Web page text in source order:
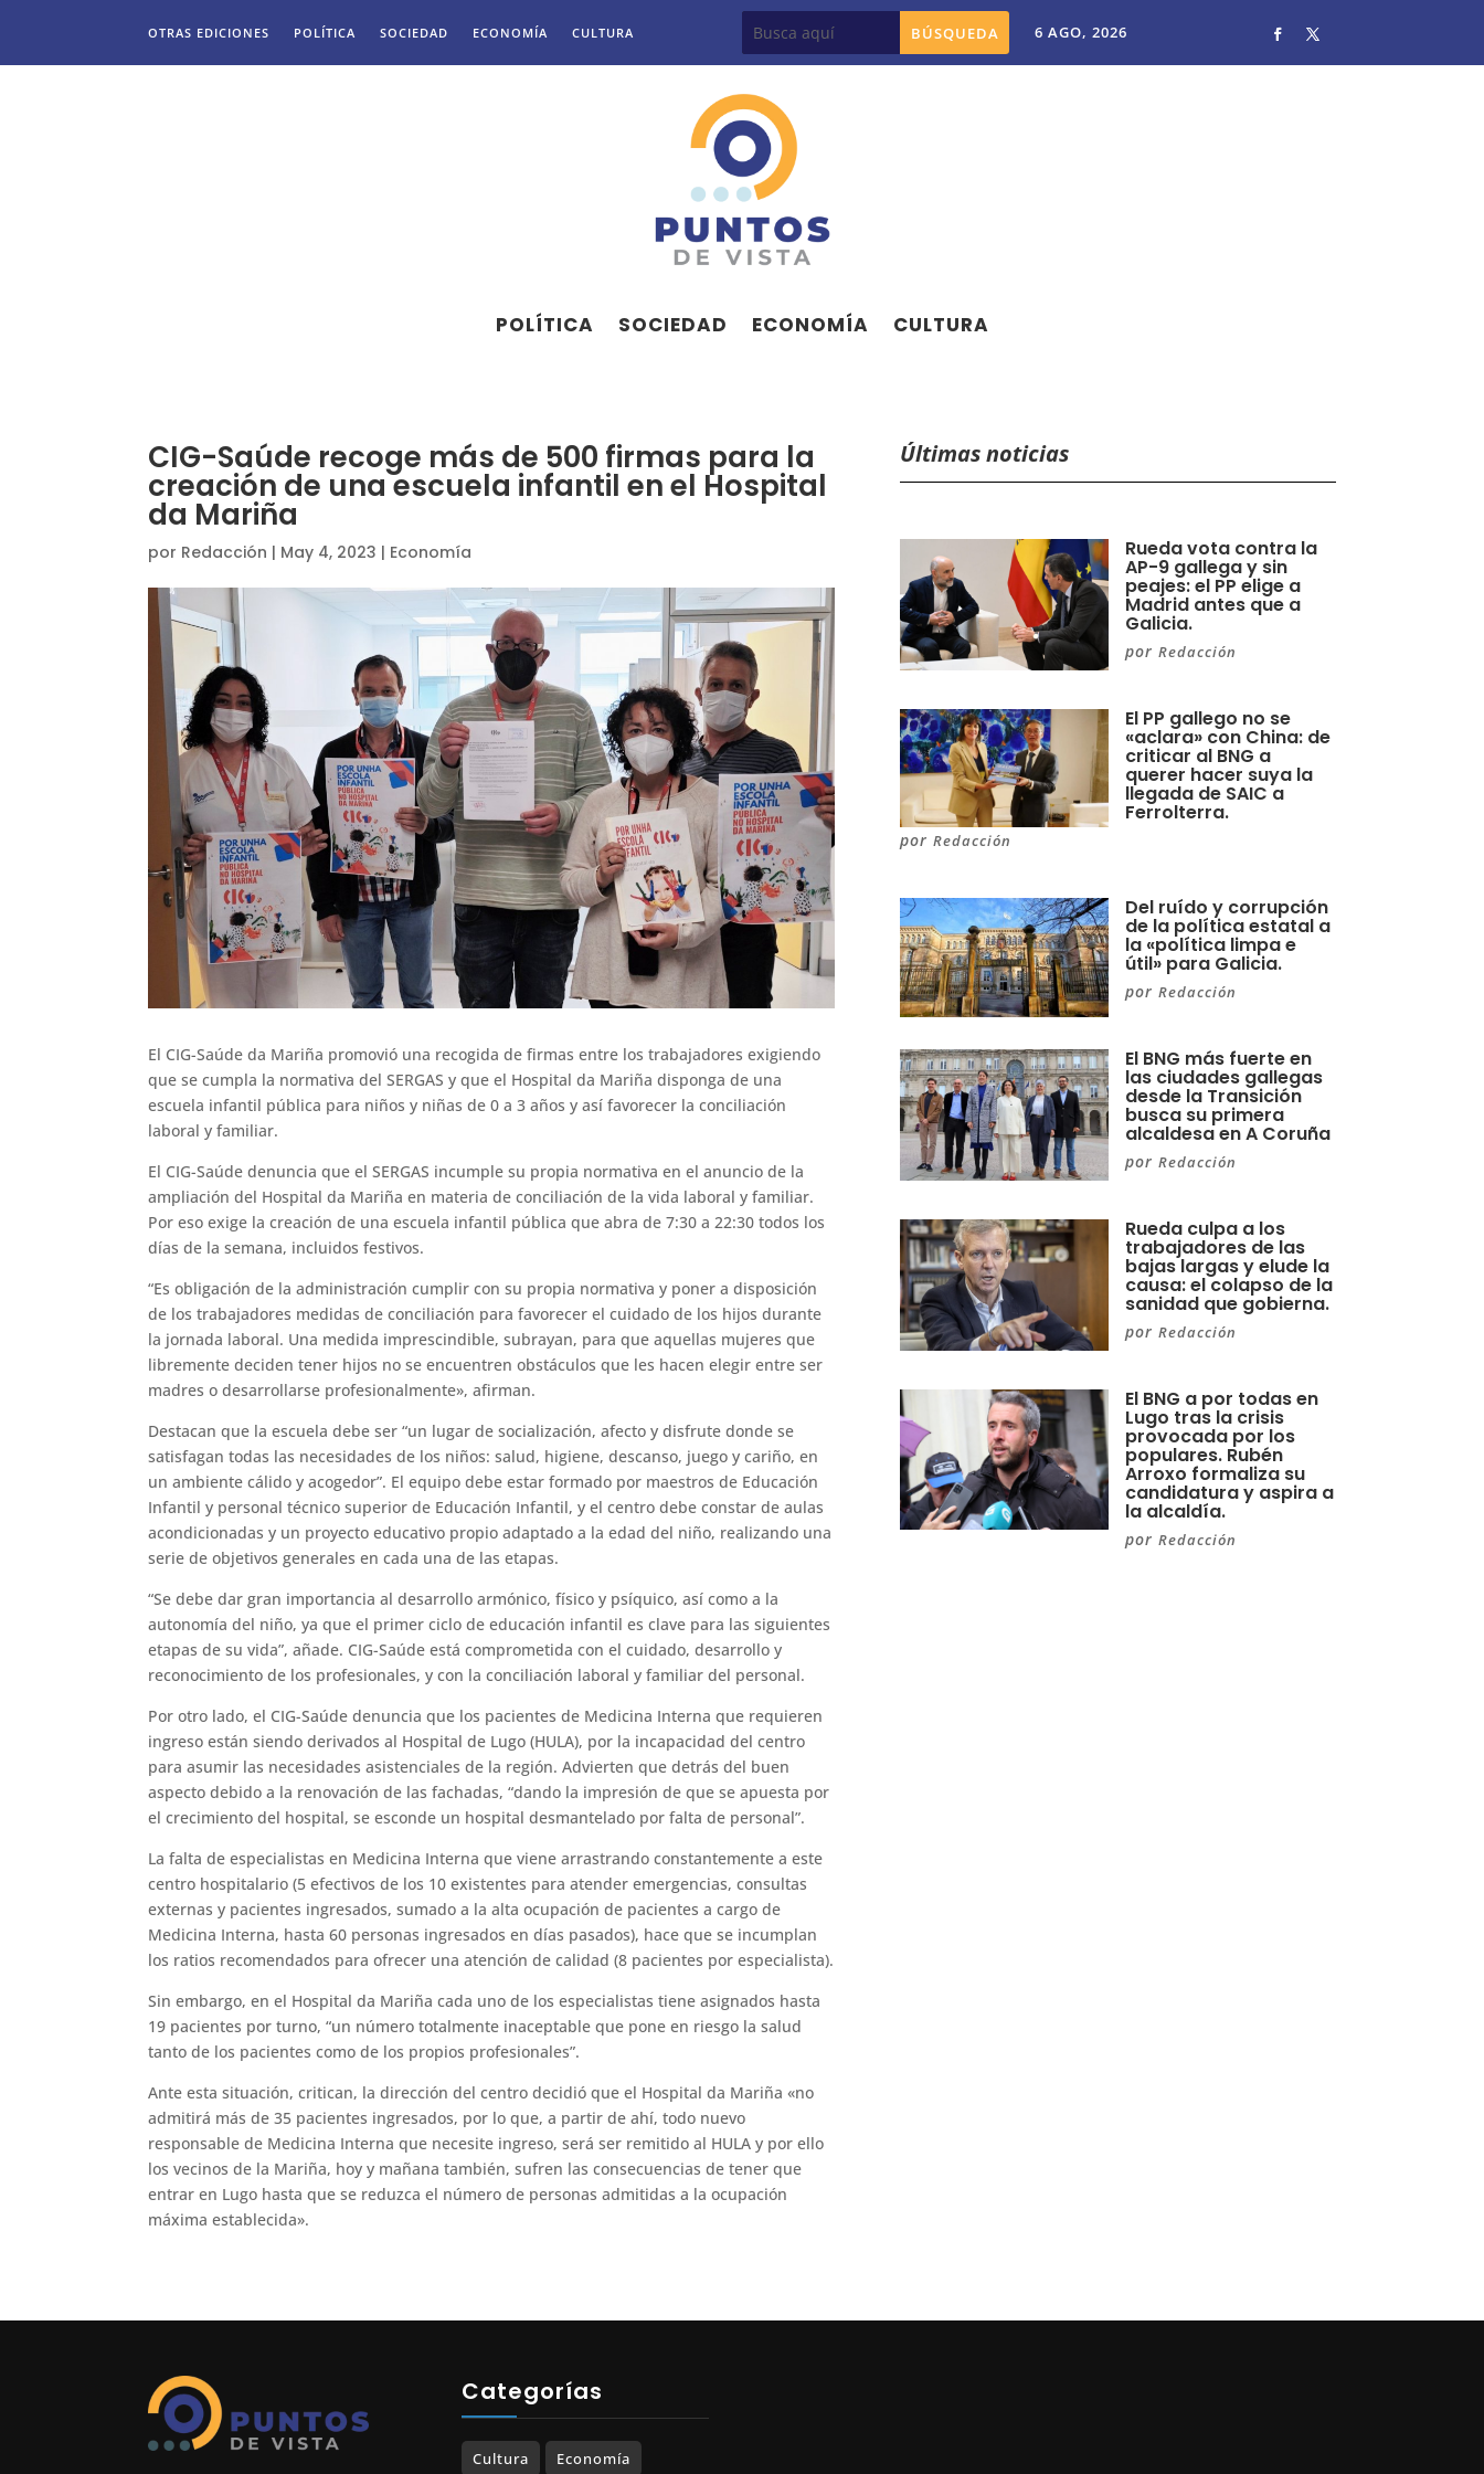
OTRAS EDICIONES POLÍTICA SOCIEDAD ECONOMÍA CULTURA 6 AGO, 2026
POLÍTICA SOCIEDAD ECONOMÍA CULTURA
CIG-Saúde recoge más de 500 firmas para la
creación de una escuela infantil en el Hospital
da Mariña
por Redacción | May 4, 2023 | Economía
El CIG-Saúde da Mariña promovió una recogida de firmas entre los trabajadores exigiendo
que se cumpla la normativa del SERGAS y que el Hospital da Mariña disponga de una
escuela infantil pública para niños y niñas de 0 a 3 años y así favorecer la conciliación
laboral y familiar.
El CIG-Saúde denuncia que el SERGAS incumple su propia normativa en el anuncio de la
ampliación del Hospital da Mariña en materia de conciliación de la vida laboral y familiar.
Por eso exige la creación de una escuela infantil pública que abra de 7:30 a 22:30 todos los
días de la semana, incluidos festivos.
“Es obligación de la administración cumplir con su propia normativa y poner a disposición
de los trabajadores medidas de conciliación para favorecer el cuidado de los hijos durante
la jornada laboral. Una medida imprescindible, subrayan, para que aquellas mujeres que
libremente deciden tener hijos no se encuentren obstáculos que les hacen elegir entre ser
madres o desarrollarse profesionalmente», afirman.
Destacan que la escuela debe ser “un lugar de socialización, afecto y disfrute donde se
satisfagan todas las necesidades de los niños: salud, higiene, descanso, juego y cariño, en
un ambiente cálido y acogedor”. El equipo debe estar formado por maestros de Educación
Infantil y personal técnico superior de Educación Infantil, y el centro debe constar de aulas
acondicionadas y un proyecto educativo propio adaptado a la edad del niño, realizando una
serie de objetivos generales en cada una de las etapas.
“Se debe dar gran importancia al desarrollo armónico, físico y psíquico, así como a la
autonomía del niño, ya que el primer ciclo de educación infantil es clave para las siguientes
etapas de su vida”, añade. CIG-Saúde está comprometida con el cuidado, desarrollo y
reconocimiento de los profesionales, y con la conciliación laboral y familiar del personal.
Por otro lado, el CIG-Saúde denuncia que los pacientes de Medicina Interna que requieren
ingreso están siendo derivados al Hospital de Lugo (HULA), por la incapacidad del centro
para asumir las necesidades asistenciales de la región. Advierten que detrás del buen
aspecto debido a la renovación de las fachadas, “dando la impresión de que se apuesta por
el crecimiento del hospital, se esconde un hospital desmantelado por falta de personal”.
La falta de especialistas en Medicina Interna que viene arrastrando constantemente a este
centro hospitalario (5 efectivos de los 10 existentes para atender emergencias, consultas
externas y pacientes ingresados, sumado a la alta ocupación de pacientes a cargo de
Medicina Interna, hasta 60 personas ingresados ​​en días pasados), hace que se incumplan
los ratios recomendados para ofrecer una atención de calidad (8 pacientes por especialista).
Sin embargo, en el Hospital da Mariña cada uno de los especialistas tiene asignados hasta
19 pacientes por turno, “un número totalmente inaceptable que pone en riesgo la salud
tanto de los pacientes como de los propios profesionales”.
Ante esta situación, critican, la dirección del centro decidió que el Hospital da Mariña «no
admitirá más de 35 pacientes ingresados, por lo que, a partir de ahí, todo nuevo
responsable de Medicina Interna que necesite ingreso, será ser remitido al HULA y por ello
los vecinos de la Mariña, hoy y mañana también, sufren las consecuencias de tener que
entrar en Lugo hasta que se reduzca el número de personas admitidas a la ocupación
máxima establecida».
Últimas noticias
Rueda vota contra la
AP-9 gallega y sin
peajes: el PP elige a
Madrid antes que a
Galicia.
porRedacción
El PP gallego no se
«aclara» con China: de
criticar al BNG a
querer hacer suya la
llegada de SAIC a
Ferrolterra.
por Redacción
Del ruído y corrupción
de la política estatal a
la «política limpa e
útil» para Galicia.
porRedacción
El BNG más fuerte en
las ciudades gallegas
desde la Transición
busca su primera
alcaldesa en A Coruña
porRedacción
Rueda culpa a los
trabajadores de las
bajas largas y elude la
causa: el colapso de la
sanidad que gobierna.
porRedacción
El BNG a por todas en
Lugo tras la crisis
provocada por los
populares. Rubén
Arroxo formaliza su
candidatura y aspira a
la alcaldía.
porRedacción
Categorías
Cultura Economía